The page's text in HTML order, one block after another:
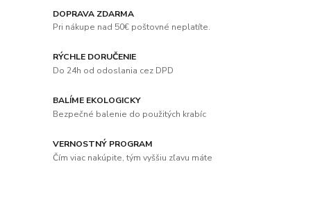
DOPRAVA ZDARMA
Pri nákupe nad 50€ poštovné neplatíte.
RÝCHLE DORUČENIE
Do 24h od odoslania cez DPD
BALÍME EKOLOGICKY
Bezpečné balenie do použitých krabíc
VERNOSTNÝ PROGRAM
Čím viac nakúpite, tým vyššiu zľavu máte